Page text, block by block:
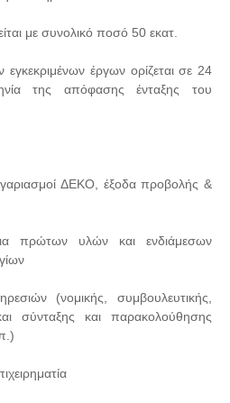
με συνολικό ποσό 50 εκατ.
έργων ορίζεται σε 24
της απόφασης ένταξης του
ΔΕΚΟ, έξοδα προβολής &
πρώτων υλών και ενδιάμεσων
(νομικής, συμβουλευτικής,
σύνταξης και παρακολούθησης